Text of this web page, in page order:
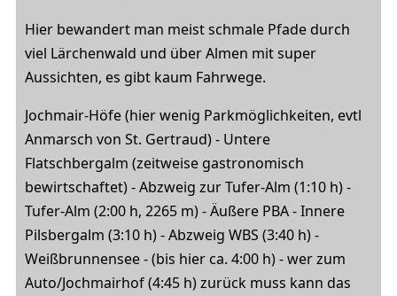
Hier bewandert man meist schmale Pfade durch
viel Lärchenwald und über Almen mit super
Aussichten, es gibt kaum Fahrwege.
Jochmair-Höfe (hier wenig Parkmöglichkeiten, evtl
Anmarsch von St. Gertraud) - Untere
Flatschbergalm (zeitweise gastronomisch
bewirtschaftet) - Abzweig zur Tufer-Alm (1:10 h) -
Tufer-Alm (2:00 h, 2265 m) - Äußere PBA - Innere
Pilsbergalm (3:10 h) - Abzweig WBS (3:40 h) -
Weißbrunnensee - (bis hier ca. 4:00 h) - wer zum
Auto/Jochmairhof (4:45 h) zurück muss kann das